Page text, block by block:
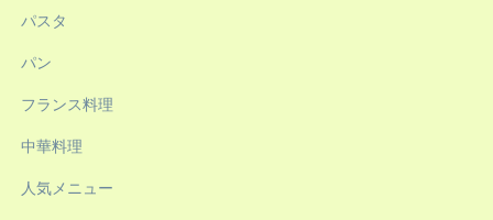
パスタ
パン
フランス料理
中華料理
人気メニュー